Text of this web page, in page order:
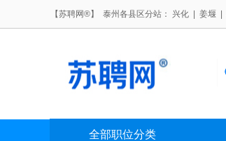
【苏聘网®】 泰州各县区分站： 兴化 姜堰
全部职位分类